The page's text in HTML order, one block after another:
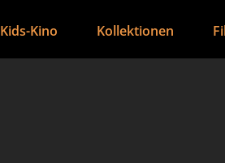
Kids-Kino Kollektionen